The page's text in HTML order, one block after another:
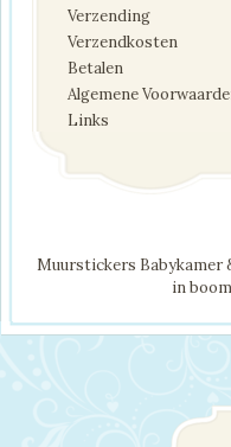
Verzending
Verzendkosten
Betalen
Algemene
Links
Muurstickers Babykamer
in